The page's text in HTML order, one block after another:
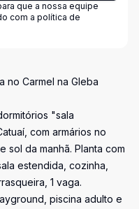
que a nossa equipe
com a política de
no Carmel na Gleba
"sala
com armários no
sol da manhã. Planta com
estendida, cozinha,
1 vaga.
piscina adulto e